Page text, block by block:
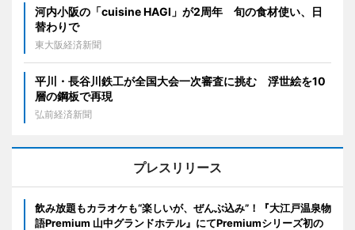
河内小阪の「cuisine HAGI」が2周年 旬の食材使い、日
替わりで
東大阪経済新聞
平川・長谷川鉄工が全国大会一次審査に挑む 浮世絵を10
層の鋼板で再現
弘前経済新聞
プレスリリース
飲み放題もカラオケも“楽しいが、ぜんぶ込み”！『大江戸温泉物
語Premium 山中グランドホテル』にてPremiumシリーズ初の